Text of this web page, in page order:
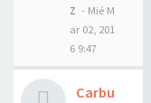
z - Mié M
ar 02, 201
6 9:47
Carbu